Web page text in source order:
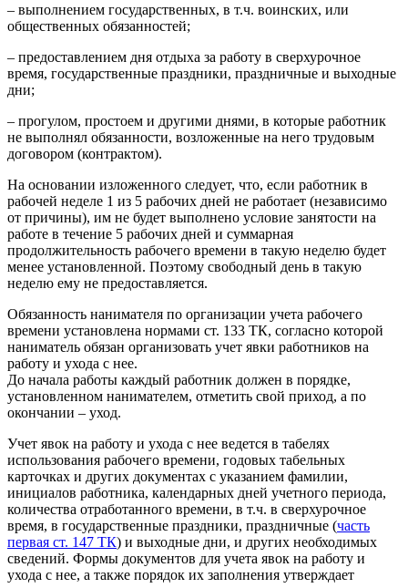
– выполнением государственных, в т.ч. воинских, или
общественных обязанностей;
– предоставлением дня отдыха за работу в сверхурочное
время, государственные праздники, праздничные и выходные
дни;
– прогулом, простоем и другими днями, в которые работник
не выполнял обязанности, возложенные на него трудовым
договором (контрактом).
На основании изложенного следует, что, если работник в
рабочей неделе 1 из 5 рабочих дней не работает (независимо
от причины), им не будет выполнено условие занятости на
работе в течение 5 рабочих дней и суммарная
продолжительность рабочего времени в такую неделю будет
менее установленной. Поэтому свободный день в такую
неделю ему не предоставляется.
Обязанность нанимателя по организации учета рабочего
времени установлена нормами ст. 133 ТК, согласно которой
наниматель обязан организовать учет явки работников на
работу и ухода с нее.
До начала работы каждый работник должен в порядке,
установленном нанимателем, отметить свой приход, а по
окончании – уход.
Учет явок на работу и ухода с нее ведется в табелях
использования рабочего времени, годовых табельных
карточках и других документах с указанием фамилии,
инициалов работника, календарных дней учетного периода,
количества отработанного времени, в т.ч. в сверхурочное
время, в государственные праздники, праздничные (часть
первая ст. 147 ТК) и выходные дни, и других необходимых
сведений. Формы документов для учета явок на работу и
ухода с нее, а также порядок их заполнения утверждает